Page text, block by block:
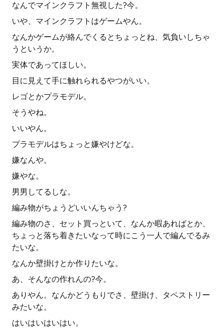
なんでマインクラフト無視した?今。
いや、マインクラフトはゲームやん。
なんかゲームが絡んでくるとちょっとね、気負いしちゃ
うというか。
実体であってほしい。
目に見えて手に触れられるやつがいい。
レゴとかプラモデル。
そうやね。
いいやん。
プラモデルはちょっと嫌やけどな。
嫌なんや。
嫌やな。
男男してるしな。
編み物がちょうどいいんちゃう?
編み物のさ、セット買っといて、なんか暇あればとか、
ちょっと落ち着きたいなって時にこう一人で編んでるみ
たいな。
なんか壁掛けとか作りたいな。
あ、そんなの作れんの?今。
ありやん。なんかどうもりでさ、壁掛け、タペストリー
みたいな。
はいはいはいはい。